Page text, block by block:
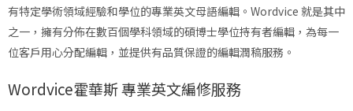
有特定學術領域經驗和學位的專業英文母語編輯。Wordvice 就是其中
之一，擁有分佈在數百個學科領域的碩博士學位持有者編輯，為每一
位客戶用心分配編輯，並提供有品質保證的編輯潤稿服務。
Wordvice霍華斯 專業英文編修服務